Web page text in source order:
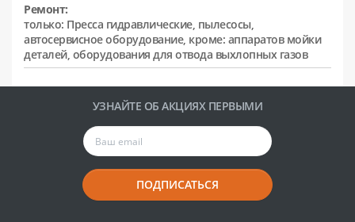
Ремонт:
только: Пресса гидравлические, пылесосы,
автосервисное оборудование, кроме: аппаратов мойки
деталей, оборудования для отвода выхлопных газов
УЗНАЙТЕ ОБ АКЦИЯХ ПЕРВЫМИ
ПОДПИСАТЬСЯ